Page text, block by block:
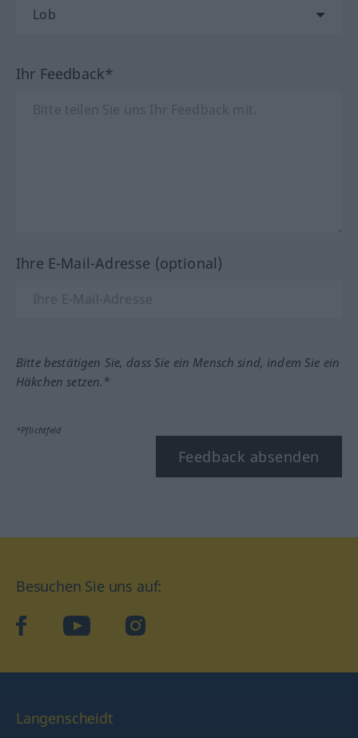
Ihr Feedback*
Ihre E-Mail-Adresse (optional)
Bitte bestätigen Sie, dass Sie ein Mensch sind, indem Sie ein
Häkchen setzen.*
*Pflichtfeld
Feedback absenden
Besuchen Sie uns auf:
facebookYouTube Instagram
Langenscheidt